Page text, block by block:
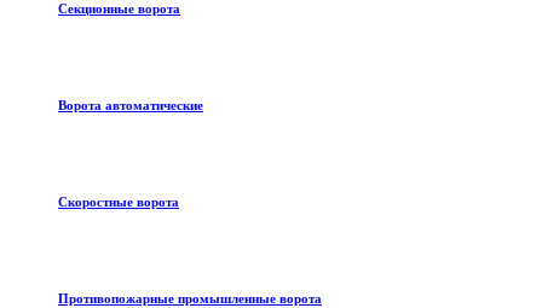
Секционные ворота
Ворота автоматические
Скоростные ворота
Противопожарные промышленные ворота